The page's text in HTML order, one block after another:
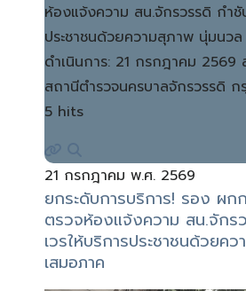
ห้องแจ้งความ สน.จักรวรรดิ กำชั
ประชาชนด้วยความสุภาพ นุ่มนว
ดำเนินการ: 21 กรกฎาคม 2569
สถานีตำรวจนครบาลจักรวรรดิ ก
5 hits
21 กรกฎาคม พ.ศ. 2569
ยกระดับการบริการ! รอง ผ
ตรวจห้องแจ้งความ สน.จักร
เวรให้บริการประชาชนด้วยค
เสมอภาค